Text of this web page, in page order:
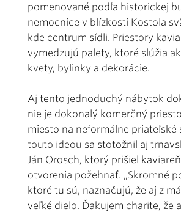
pomenované podľa historickej
nemocnice v blízkosti Kostola
kde centrum sídli. Priestory
vymedzujú palety, ktoré slúžia
kvety, bylinky a dekorácie.
Aj tento jednoduchý nábytok
nie je dokonalý komerčný
miesto na neformálne priateľské
touto ideou sa stotožnil aj
Ján Orosch, ktorý prišiel
otvorenia požehnať. „Skromné
ktoré tu sú, naznačujú, že aj z
veľké dielo. Ďakujem charite, že